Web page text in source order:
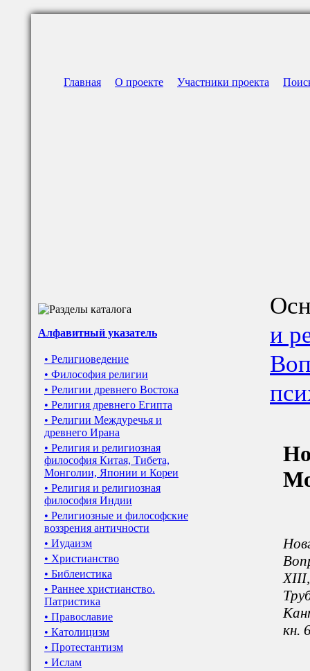
Главная О проекте Участники проекта
Алфавитный указатель
• Религиоведение
• Философия религии
• Религии древнего Востока
• Религия древнего Египта
• Религии Междуречья и
древнего Ирана
• Религия и религиозная
философия Китая, Тибета,
Монголии, Японии и Кореи
• Религия и религиозная
философия Индии
• Религиозные и философские
воззрения античности
• Иудаизм
• Христианство
• Библеистика
• Раннее христианство.
Патристика
• Православие
• Католицизм
• Протестантизм
• Ислам
и
кн.